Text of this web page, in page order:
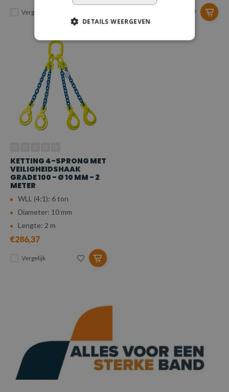
Vergelijk
KETTING 4-SPRONG MET
VEILIGHEIDSHAAK
GRADE 100 - Ø 10 MM - 2
METER
WLL (4:1): 6 ton
Diameter: 10 mm
Lengte: 2 m
€286,37
Vergelijk
DETAILS WEERGEVEN